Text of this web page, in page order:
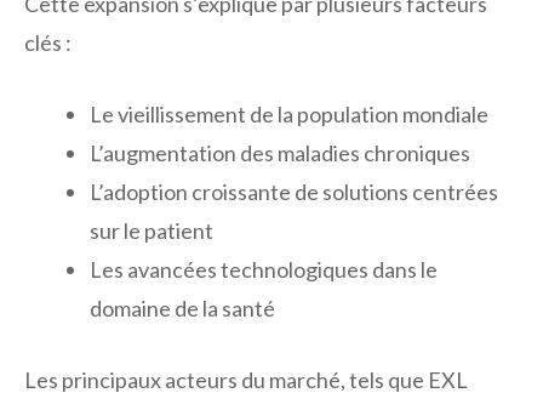
clés :
Le vieillissement de la population mondiale
L’augmentation des maladies chroniques
L’adoption croissante de solutions centrées
sur le patient
Les avancées technologiques dans le
domaine de la santé
Les principaux acteurs du marché, tels que EXL